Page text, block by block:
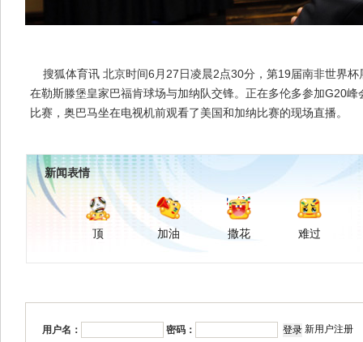
搜狐体育讯 北京时间6月27日凌晨2点30分，第19届南非世界杯
在勒斯滕堡皇家巴福肯球场与加纳队交锋。正在多伦多参加G20
比赛，奥巴马坐在电视机前观看了美国和加纳比赛的现场直播。
新闻表情
顶 加油 撒花 难过
用户名： 密码： 新用户注册